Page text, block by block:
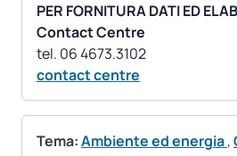
PER FORNITURA DATI ED
Contact Centre
contact centre
Tema:Ambiente ed energia,